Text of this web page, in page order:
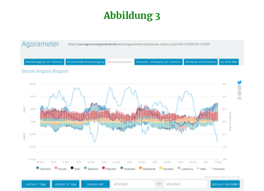
Abbildung 3